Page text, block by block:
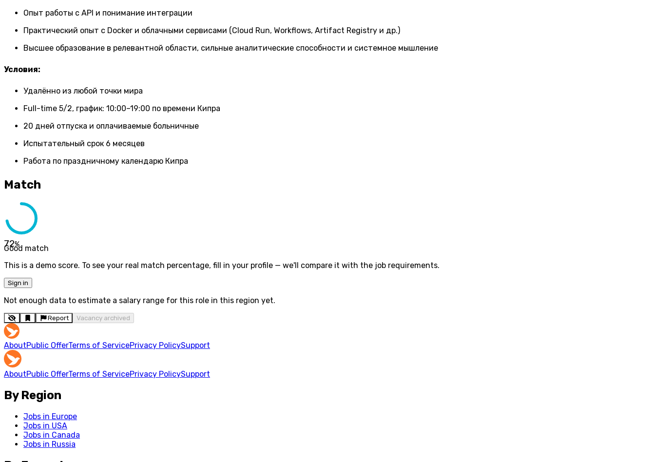
Опыт работы с API и понимание интеграции
Практический опыт с Docker и облачными сервисами (Cloud Run, Workflows, Artifact Registry и др.)
Высшее образование в релевантной области, сильные аналитические способности и системное мышление
Условия:
Удалённо из любой точки мира
Full-time 5/2, график: 10:00–19:00 по времени Кипра
20 дней отпуска и оплачиваемые больничные
Испытательный срок 6 месяцев
Работа по праздничному календарю Кипра
Match
72%
Good match
This is a demo score. To see your real match percentage, fill in your profile — we'll compare it with the job requirements.
Sign in
Not enough data to estimate a salary range for this role in this region yet.
Report Vacancy archived
AboutPublic OfferTerms of ServicePrivacy PolicySupport
AboutPublic OfferTerms of ServicePrivacy PolicySupport
By Region
Jobs in Europe
Jobs in USA
Jobs in Canada
Jobs in Russia